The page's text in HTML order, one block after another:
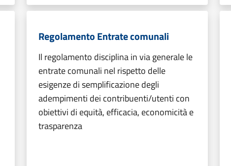
Regolamento Entrate comunali
Il regolamento disciplina in via generale le
entrate comunali nel rispetto delle
esigenze di semplificazione degli
adempimenti dei contribuenti/utenti con
obiettivi di equità, efficacia, economicità e
trasparenza